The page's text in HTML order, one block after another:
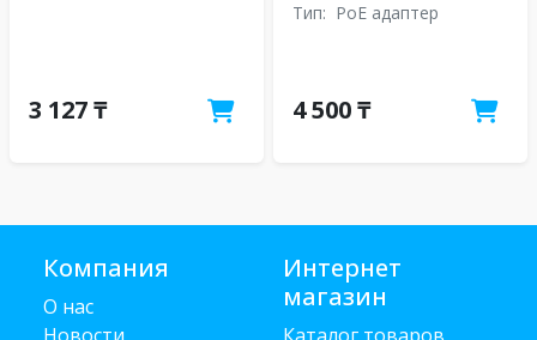
3 127 ₸
Тип: PoE адаптер
4 500 ₸
Компания
О нас
Интернет
магазин